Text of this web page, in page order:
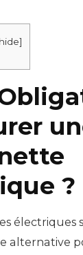
hide]
?
électriques
alternative